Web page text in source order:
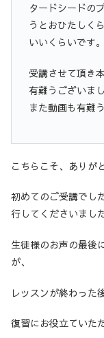
タードシードの
うとおひたしく
いいくらいです。
受講させて頂き
有難うございまし
また動画も有難
こちらこそ、ありが
初めてのご受講でし
行してくださいました
生徒様のお声の最後
が、
レッスンが終わった
復習にお役立ていた